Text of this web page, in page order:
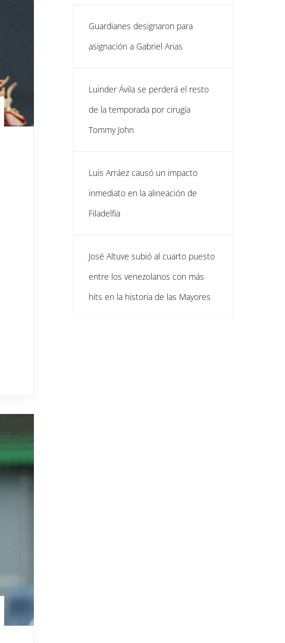
Guardianes designaron para
asignación a Gabriel Arias
Luinder Ávila se perderá el resto
de la temporada por cirugía
Tommy John
Luis Arráez causó un impacto
inmediato en la alineación de
Filadelfia
José Altuve subió al cuarto puesto
entre los venezolanos con más
hits en la historia de las Mayores